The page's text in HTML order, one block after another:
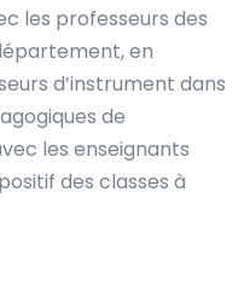
les professeurs des
en
d’instrument dans
de
les enseignants
des classes à